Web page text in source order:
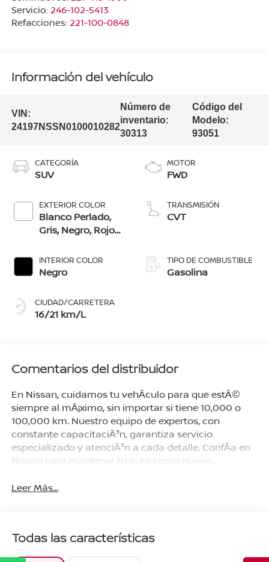
Servicio: 246-102-5413
Refacciones: 221-100-0848
Información del vehículo
VIN:
24197NSSN0100010282
Número de
inventario:
30313
Código del
Modelo:
93051
CATEGORÍA
SUV
EXTERIOR COLOR
Blanco Perlado,
Gris, Negro, Rojo
Acero, Cafã‰
Pecano
INTERIOR COLOR
Negro
CIUDAD/CARRETERA
16/21 km/L
MOTOR
FWD
TRANSMISIÓN
CVT
TIPO DE COMBUSTIBLE
Gasolina
Comentarios del distribuidor
En Nissan, cuidamos tu vehÃ­culo para que estÃ©
siempre al mÃ¡ximo, sin importar si tiene 10,000 o
100,000 km. Nuestro equipo de expertos, con
constante capacitaciÃ³n, garantiza servicio
especializado y atenciÃ³n a cada detalle. ConfÃ­a en
Nissan para mantener tu auto como nuevo.
Leer Más...
Todas las características